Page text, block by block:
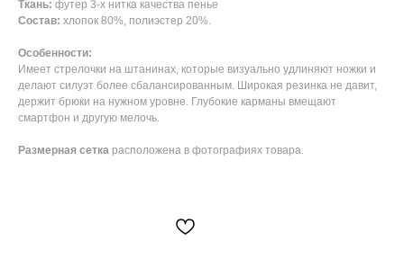
Ткань: футер 3-х нитка качества пенье
Состав: хлопок 80%, полиэстер 20%.
Особенности:
Имеет стрелочки на штанинах, которые визуально удлиняют ножки и
делают силуэт более сбалансированным. Широкая резинка не давит,
держит брюки на нужном уровне. Глубокие карманы вмещают
смартфон и другую мелочь.
Размерная сетка расположена в фотографиях товара.